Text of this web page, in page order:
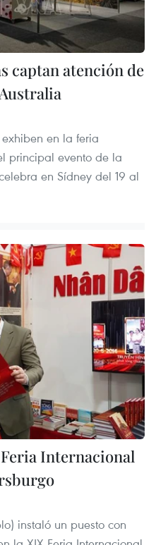
captan atención de
en la feria
principal evento de la
en Sídney del 19 al
Internacional
instaló un puesto con